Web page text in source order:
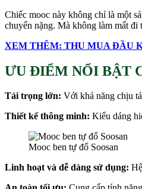
Chiếc mooc này không chỉ là một
chuyển nặng. Mà không làm mất
XEM THÊM: THU MUA ĐẦU
ƯU ĐIỂM NỔI BẬT
Tải trọng lớn: Với khả năng chịu
Thiết kế thông minh: Kiểu dáng
Mooc ben tự đổ Soosan
Linh hoạt và dễ dàng sử dụng: